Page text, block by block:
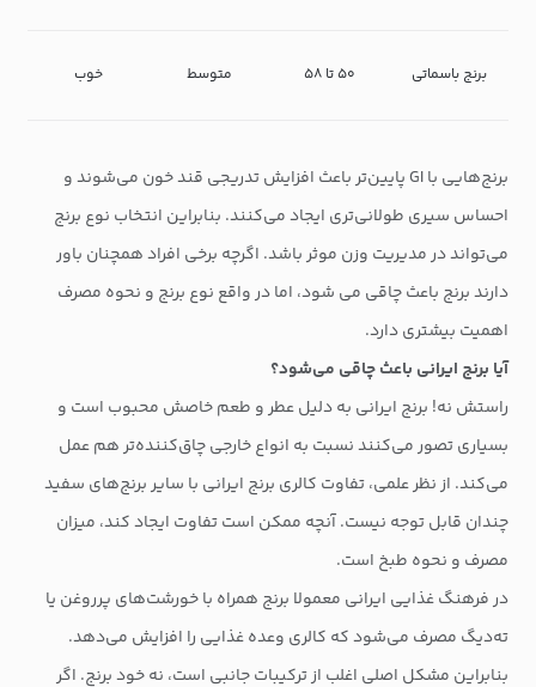
برنج باسماتی ۵۰ تا ۵۸ متوسط خوب
برنج‌هایی با GI پایین‌تر باعث افزایش تدریجی قند خون می‌شوند و
احساس سیری طولانی‌تری ایجاد می‌کنند. بنابراین انتخاب نوع برنج
می‌تواند در مدیریت وزن موثر باشد. اگرچه برخی افراد همچنان باور
دارند برنج باعث چاقی می شود، اما در واقع نوع برنج و نحوه مصرف
اهمیت بیشتری دارد.
آیا برنج ایرانی باعث چاقی می‌شود؟
راستش نه! برنج ایرانی به دلیل عطر و طعم خاصش محبوب است و
بسیاری تصور می‌کنند نسبت به انواع خارجی چاق‌کننده‌تر هم عمل
می‌کند. از نظر علمی، تفاوت کالری برنج ایرانی با سایر برنج‌های سفید
چندان قابل توجه نیست. آنچه ممکن است تفاوت ایجاد کند، میزان
مصرف و نحوه طبخ است.
در فرهنگ غذایی ایرانی معمولا برنج همراه با خورشت‌های پرروغن یا
ته‌دیگ مصرف می‌شود که کالری وعده غذایی را افزایش می‌دهد.
بنابراین مشکل اصلی اغلب از ترکیبات جانبی است، نه خود برنج. اگر